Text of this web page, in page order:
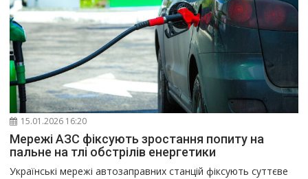
15.01.2026 16:20
Мережі АЗС фіксують зростання попиту на
пальне на тлі обстрілів енергетики
Українські мережі автозаправних станцій фіксують суттєве